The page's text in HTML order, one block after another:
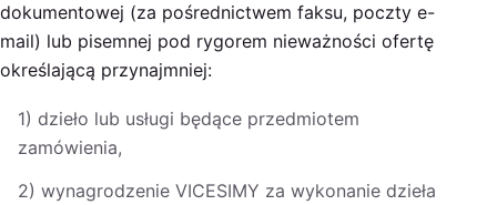
dokumentowej (za pośrednictwem faksu, poczty e-
mail) lub pisemnej pod rygorem nieważności ofertę
określającą przynajmniej:
1) dzieło lub usługi będące przedmiotem
zamówienia,
2) wynagrodzenie VICESIMY za wykonanie dzieła